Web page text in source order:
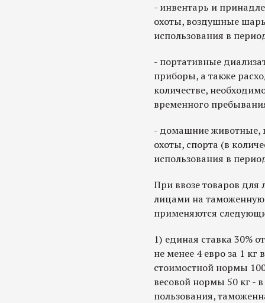
- инвентарь и
охоты, воздушные
использования в
- портативные
приборы, а также
количестве,
временного
- домашние животные,
охоты, спорта (в
использования в
При ввозе товаров для
лицами на
применяются
1) единая ставка 30%
не менее 4 евро за 1
стоимостной нормы
весовой нормы 50 кг -
пользования,